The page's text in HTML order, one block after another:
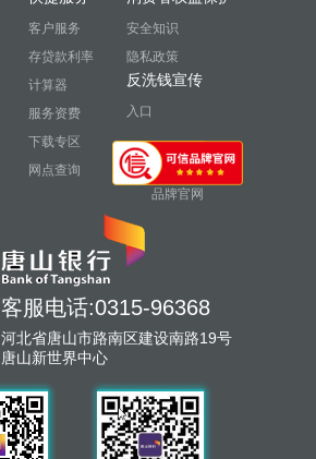
客服电话:0315-96368
河北省唐山市路南区建设南路19号
唐山新世界中心
客户服务
存贷款利率
计算器
服务资费
下载专区
网点查询
安全知识
隐私政策
反洗钱宣传
入口
品牌官网